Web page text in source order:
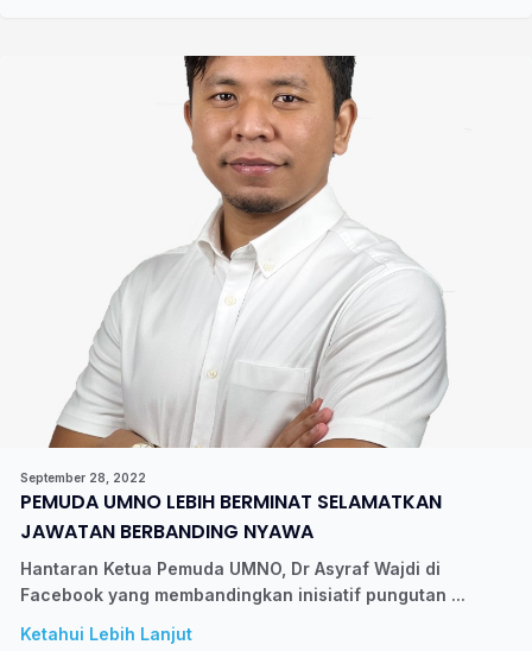
September 28, 2022
PEMUDA UMNO LEBIH BERMINAT SELAMATKAN
JAWATAN BERBANDING NYAWA
Hantaran Ketua Pemuda UMNO, Dr Asyraf Wajdi di
Facebook yang membandingkan inisiatif pungutan ...
Ketahui Lebih Lanjut